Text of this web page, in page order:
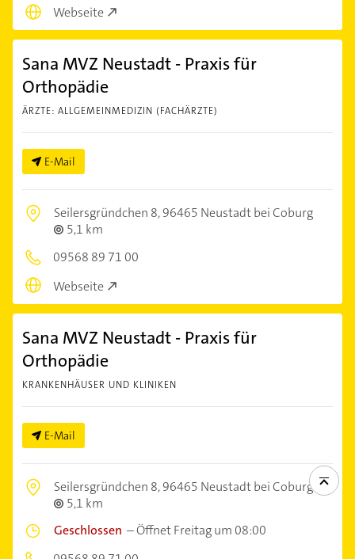
Webseite
Sana MVZ Neustadt - Praxis für
Orthopädie
ÄRZTE: ALLGEMEINMEDIZIN (FACHÄRZTE)
E-Mail
Seilersgründchen 8,96465 Neustadt bei Coburg
5,1 km
09568 89 71 00
Webseite
Sana MVZ Neustadt - Praxis für
Orthopädie
KRANKENHÄUSER UND KLINIKEN
E-Mail
Seilersgründchen 8,96465 Neustadt bei Coburg
5,1 km
Geschlossen –Öffnet Freitag um 08:00